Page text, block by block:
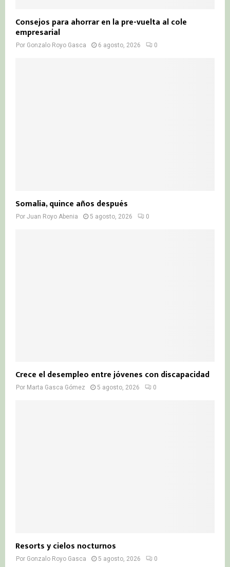
Consejos para ahorrar en la pre-vuelta al cole
empresarial
Por Gonzalo Royo Gasca 6 agosto, 2026 0
Somalia, quince años después
Por Juan Royo Abenia 5 agosto, 2026 0
Crece el desempleo entre jóvenes con discapacidad
Por Marta Gasca Gómez 5 agosto, 2026 0
Resorts y cielos nocturnos
Por Gonzalo Royo Gasca 5 agosto, 2026 0